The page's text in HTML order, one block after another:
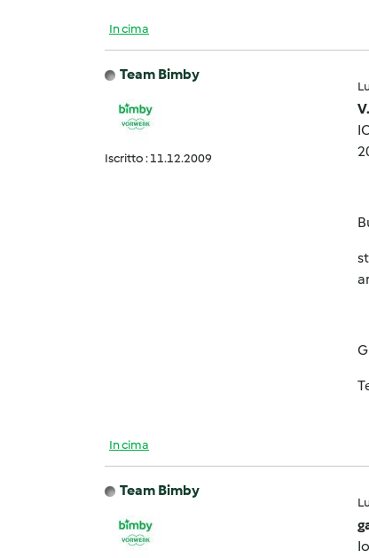
In cima
Team Bimby
Iscritto : 11.12.2009
In cima
Team Bimby